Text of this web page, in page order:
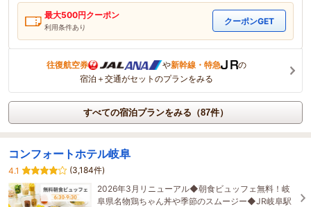
最大500円クーポン
利用条件あり
クーポンGET
往復航空券 や新幹線・特急
の
宿泊＋交通がセットのプランをみる
すべての宿泊プランをみる（87件）
コンフォートホテル岐阜
4.1
(3,184件)
2026年3月リニューアル◆朝食ビュッフェ無料！岐
阜県名物鶏ちゃん丼や季節のスムージー◆JR岐阜駅